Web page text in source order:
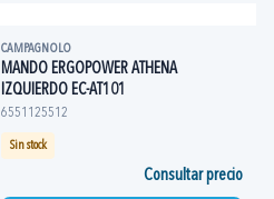
CAMPAGNOLO
MANDO ERGOPOWER ATHENA
IZQUIERDO EC-AT101
6551125512
Sin stock
Consultar precio